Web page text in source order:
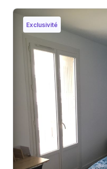
Exclusivité